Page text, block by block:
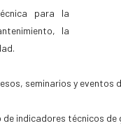
para la
la
seminarios y eventos
indicadores técnicos de